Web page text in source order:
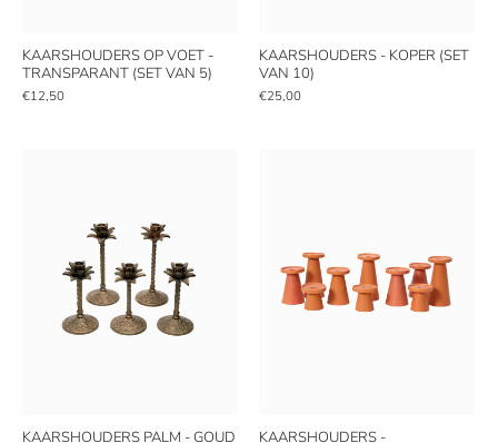
KAARSHOUDERS OP VOET -
TRANSPARANT (SET VAN 5)
€12,50
KAARSHOUDERS - KOPER (SET
VAN 10)
€25,00
KAARSHOUDERS PALM - GOUD KAARSHOUDERS -